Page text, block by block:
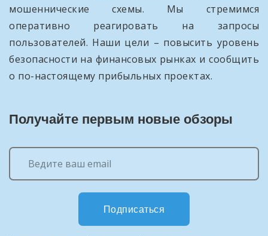
мошеннические схемы. Мы стремимся
оперативно реагировать на запросы
пользователей. Наши цели – повысить уровень
безопасности на финансовых рынках и сообщить
о по-настоящему прибыльных проектах.
Получайте первым новые обзоры
Подписаться